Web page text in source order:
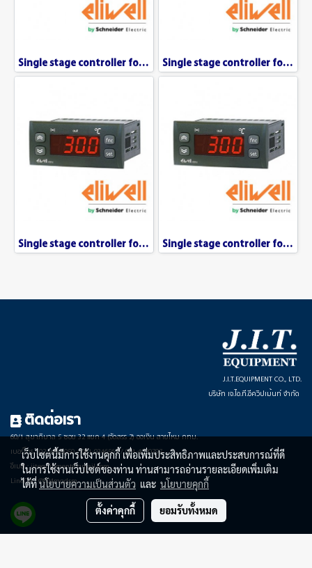
Single stage controller for pressure IC 912 / P Single stage controller for Humidity IC 912 / R
Single stage controller for temperature IC 902 Single stage controller for temperature IC 912
J.I.T.EQUIPMENT CO., LTD.
บริษัท เจ.ไอ.ที.อีควิปเม้นท์ จำกัด
ติดต่อเรา
60/1 สุขาภิบาล 5 ซอย 32 แยก 4 (จัดสรร 2) ออเงิน สายไหม กทม.
เบอร์โทร : 02-949-8050 / 081-9346567 / 061-4020797
อีเมล : jitequipment@gmail.com
LineOA : @804mgdsm
เว็บไซต์นี้มีการใช้งานคุกกี้ เพื่อเพิ่มประสิทธิภาพและประสบการณ์ที่ดี
ในการใช้งานเว็บไซต์ของท่าน ท่านสามารถอ่านรายละเอียดเพิ่มเติม
ได้ที่นโยบายความเป็นส่วนตัว และ นโยบายคุกกี้
ตั้งค่าคุกกี้ ยอมรับทั้งหมด